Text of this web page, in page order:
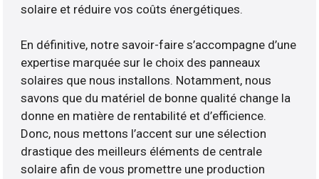
solaire et réduire vos coûts énergétiques.
En définitive, notre savoir-faire s’accompagne d’une
expertise marquée sur le choix des panneaux
solaires que nous installons. Notamment, nous
savons que du matériel de bonne qualité change la
donne en matière de rentabilité et d’efficience.
Donc, nous mettons l’accent sur une sélection
drastique des meilleurs éléments de centrale
solaire afin de vous promettre une production